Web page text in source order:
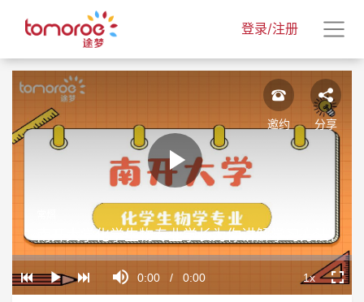
登录/注册
Play
Video
Play
Current
0:00 / Duration
0:00
Loaded:
0%
Progress:
0%
Playback
Rate
1x
南开大学化学生物专业学长为你讲解学习方法！
邀约 分享